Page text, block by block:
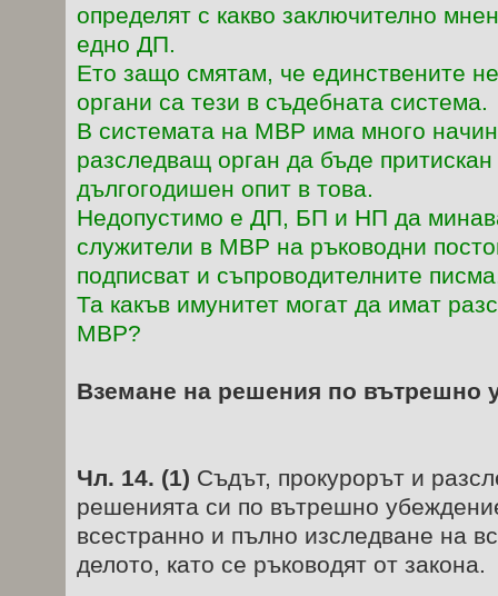
определят с какво заключително
едно ДП.
Ето защо смятам, че единствените
органи са тези в съдебната система.
В системата на МВР има много
разследващ орган да бъде
дългогодишен опит в това.
Недопустимо е ДП, БП и НП да
служители в МВР на ръководни
подписват и съпроводителните
Та какъв имунитет могат да имат
МВР?
Вземане на решения по вътрешно
Чл. 14. (1) Съдът, прокурорът и
решенията си по вътрешно
всестранно и пълно изследване на
делото, като се ръководят от закона.